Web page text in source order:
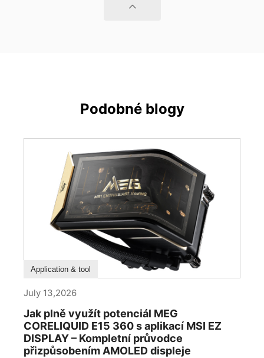
Podobné blogy
How To Guide
Application & tool
July 13,2026
Jak plně využít potenciál MEG
CORELIQUID E15 360 s aplikací MSI EZ
DISPLAY – Kompletní průvodce
přizpůsobením AMOLED displeje